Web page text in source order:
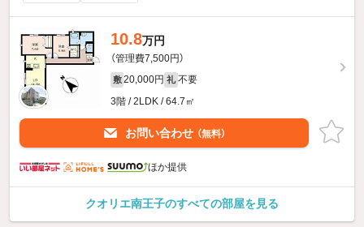
10.8万円
（管理費7,500円）
敷 20,000円 礼 不要
3階 / 2LDK / 64.7㎡
お問い合わせ （無料）
ほか提供
クオリエ南王子のすべての部屋を見る